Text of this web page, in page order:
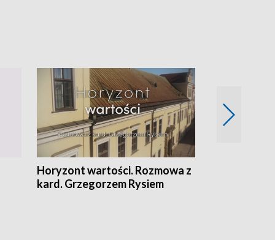
Horyzont wartości. Rozmowa z
kard. Grzegorzem Rysiem